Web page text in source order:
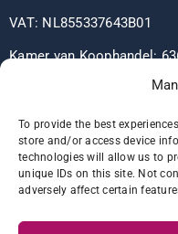
To provide the best
store and/or access device
technologies will allow us to
unique IDs on this site. Not
adversely affect certain
VAT: NL855337643B01
Kamer van Koophandel:
Bankgegevens